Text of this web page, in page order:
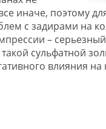
иначе, поэтому
с задирами на
–
сульфатной
влияния на